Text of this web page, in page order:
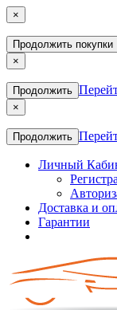
×
Продолжить покупки
×
Продолжить
×
Продолжить
Личный
Доставка и
Гарантии